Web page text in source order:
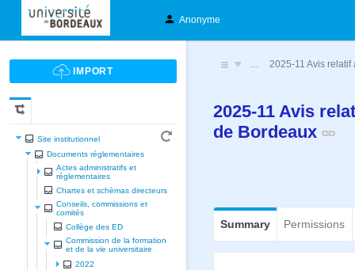
Anonyme
Site institutionnel
Documents réglementaires
Actes administratifs et
réglementaires
Chartes et schèmas directeurs
Conseils, commissions et
comités
Collège des ED
Commission de la formation
et de la vie universitaire
2022
… 2025-11 Avis
2025-11 Avis
de Bordeaux
Summary Permissions